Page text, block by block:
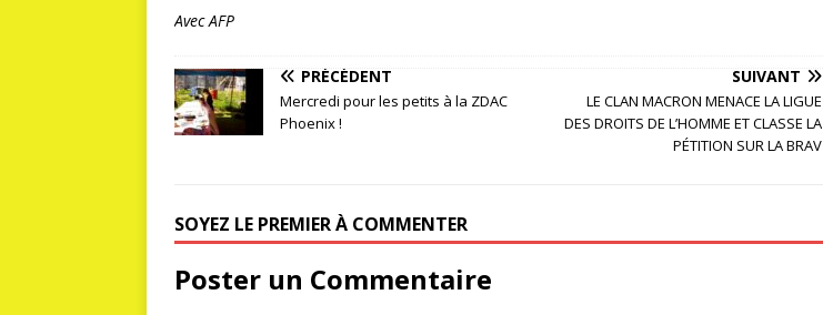
Avec AFP
PRÉCÉDENT
Mercredi pour les petits à la ZDAC
Phoenix !
SUIVANT
LE CLAN MACRON MENACE LA LIGUE
DES DROITS DE L’HOMME ET CLASSE LA
PÉTITION SUR LA BRAV
SOYEZ LE PREMIER À COMMENTER
Poster un Commentaire